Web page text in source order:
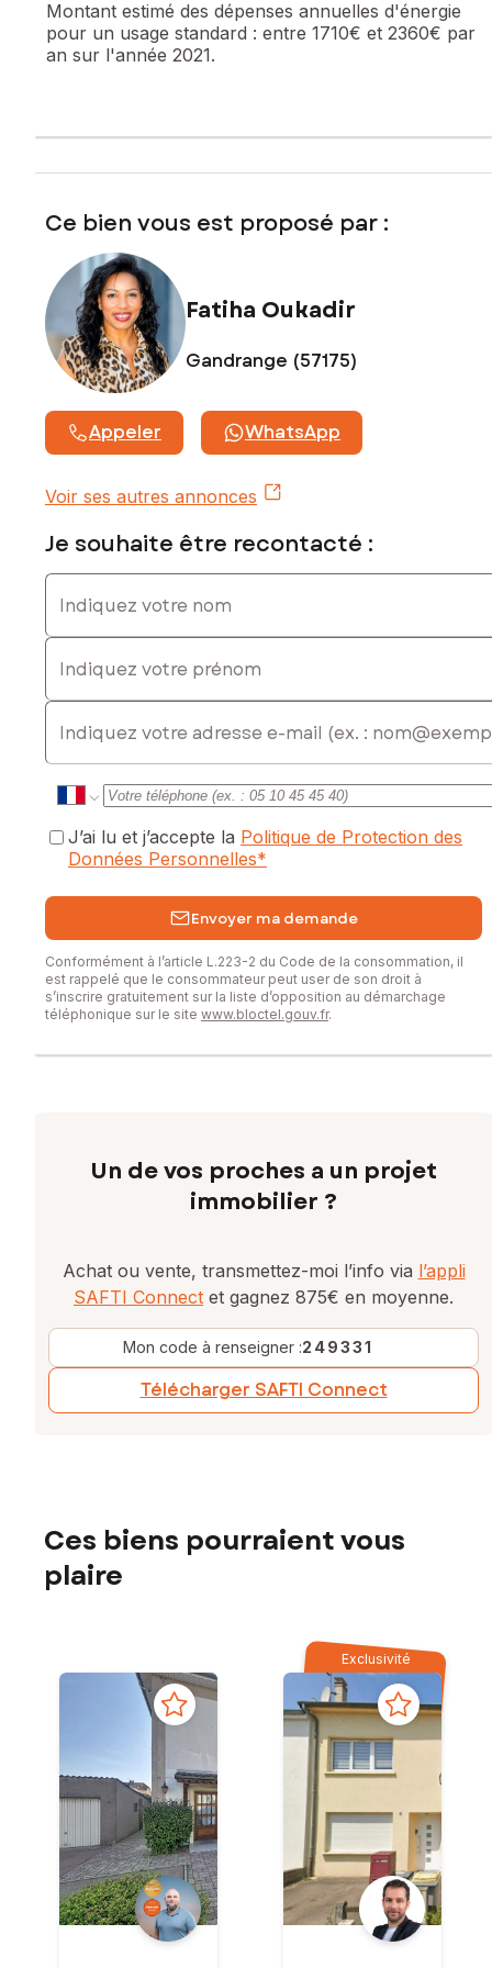
Une entrée accueillante
À l’étage supérieur :
Un dégagement spacieux
Quatre chambres, offrant confort et intimité à chacun
Une salle de bains moderne
Un second WC, très appréciable au quotidien
privilégié, ce duplex représente une opportunité à ne pas
découvrir tout le potentiel de ce bien à Maizières-lès-Metz.
exposé sont disponibles sur le site Géorisques :
www.georisques.gouv.fr
Prix de vente : 220 000 €
Honoraires charge vendeur
95 31 41 04, E-mail : fatiha.oukadir@safti.fr - EI - Agent
numéro 903 002 707
Montant estimé des dépenses annuelles d'énergie
pour un usage standard : entre 1710€ et 2360€ par
an sur l'année 2021.
Ce bien vous est proposé par :
Fatiha Oukadir
Gandrange (57175)
Appeler WhatsApp
Voir ses autres annonces
Je souhaite être recontacté :
Indiquez votre nom
Indiquez votre prénom
E-mail
J’ai lu et j’accepte la Politique de Protection des
Données Personnelles*
Envoyer ma demande
Conformément à l’article L.223-2 du Code de la consommation, il
est rappelé que le consommateur peut user de son droit à
s’inscrire gratuitement sur la liste d’opposition au démarchage
téléphonique sur le site www.bloctel.gouv.fr.
Un de vos proches a un projet
immobilier ?
Achat ou vente, transmettez-moi l’info via l’appli
SAFTI Connect et gagnez 875€ en moyenne.
Mon code à renseigner :249331
Télécharger SAFTI Connect
Ces biens pourraient vous
plaire
Exclusivité